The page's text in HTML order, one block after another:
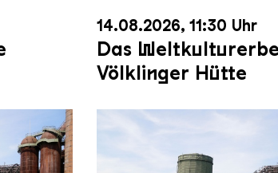
14.08.2026, 11:30 Uhr
Das Weltkulturerbe
Völklinger Hütte